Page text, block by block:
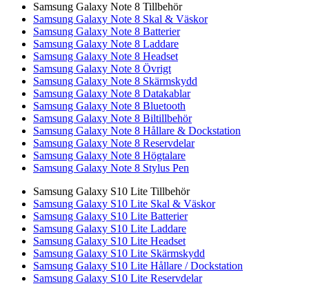
Samsung Galaxy Note 8 Tillbehör
Samsung Galaxy Note 8 Skal & Väskor
Samsung Galaxy Note 8 Batterier
Samsung Galaxy Note 8 Laddare
Samsung Galaxy Note 8 Headset
Samsung Galaxy Note 8 Övrigt
Samsung Galaxy Note 8 Skärmskydd
Samsung Galaxy Note 8 Datakablar
Samsung Galaxy Note 8 Bluetooth
Samsung Galaxy Note 8 Biltillbehör
Samsung Galaxy Note 8 Hållare & Dockstation
Samsung Galaxy Note 8 Reservdelar
Samsung Galaxy Note 8 Högtalare
Samsung Galaxy Note 8 Stylus Pen
Samsung Galaxy S10 Lite Tillbehör
Samsung Galaxy S10 Lite Skal & Väskor
Samsung Galaxy S10 Lite Batterier
Samsung Galaxy S10 Lite Laddare
Samsung Galaxy S10 Lite Headset
Samsung Galaxy S10 Lite Skärmskydd
Samsung Galaxy S10 Lite Hållare / Dockstation
Samsung Galaxy S10 Lite Reservdelar